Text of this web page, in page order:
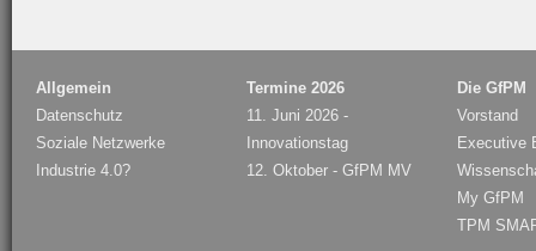
Allgemein
Datenschutz
Soziale Netzwerke
Industrie 4.0?
Termine 2026
11. Juni 2026 -
Innovationstag
12. Oktober - GfPM MV
Die GfPM
Vorstand
Executive
My GfPM
TPM